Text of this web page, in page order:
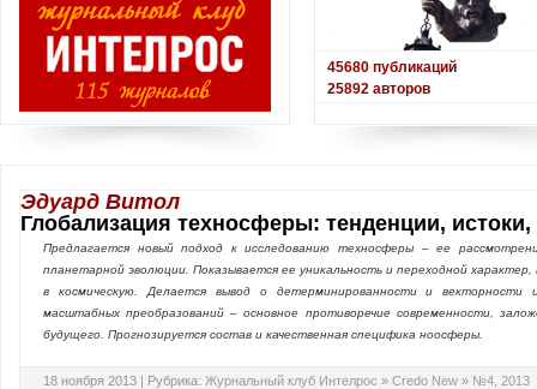
45680 публикаций
25892 авторов
Эдуард Витол
Глобализация техносферы: тенденции,
Предлагается новый подход к исследованию техносферы – ее
планетарной эволюции. Показывается ее уникальность и переходной
в космическую. Делается вывод о детерминированности и векторности
масштабных преобразований – основное противоречие современности,
будущего. Прогнозируется состав и качественная специфика ноосферы.
18 ноября 2013 | Рубрика: Журнальный клуб Интелрос » Credo New » №4, 2013